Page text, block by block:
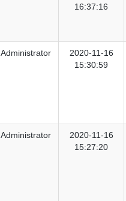
16:37:16
Administrator
2020-11-16
15:30:59
Administrator
2020-11-16
15:27:20